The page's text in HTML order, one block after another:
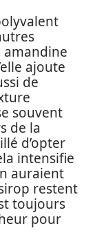
amandine
ajoute
de
souvent
de la
d’opter
intensifie
auraient
restent
toujours
pour